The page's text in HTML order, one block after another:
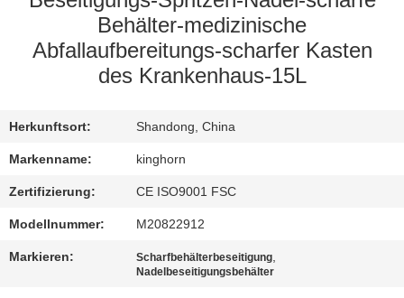
QUALITÄTSKONTROLLE
TRETEN
MIT
UNS
IN
VERBINDUNG
NACHRICHTEN
Behälter-medizinische
Abfallaufbereitungs-scharfer Kasten
des Krankenhaus-15L
Herkunftsort: Shandong, China
Markenname: kinghorn
Zertifizierung: CE ISO9001 FSC
Modellnummer: M20822912
Markieren: Scharfbehälterbeseitigung,
Nadelbeseitigungsbehälter